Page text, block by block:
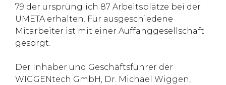
79 der ursprünglich 87 Arbeitsplätze bei der
UMETA erhalten. Für ausgeschiedene
Mitarbeiter ist mit einer Auffanggesellschaft
gesorgt.
Der Inhaber und Geschäftsführer der
WIGGENtech GmbH, Dr. Michael Wiggen,